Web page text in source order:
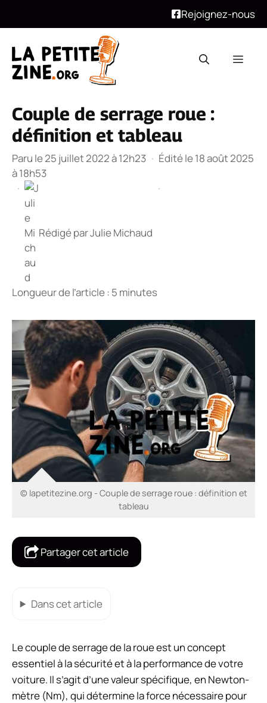
Rejoignez-nous
contenu
Couple de serrage roue :
définition et tableau
Paru le 25 juillet 2022 à 12h23 · Édité le 18 août 2025
à 18h53
·
Rédigé parJulie Michaud
·
Longueur de l’article : 5 minutes
© lapetitezine.org - Couple de serrage roue : définition et
tableau
Partager cet article
Dans cet article
Le couple de serrage de la roue est un concept
essentiel à la sécurité et à la performance de votre
voiture. Il s’agit d’une valeur spécifique, en Newton-
mètre (Nm), qui détermine la force nécessaire pour